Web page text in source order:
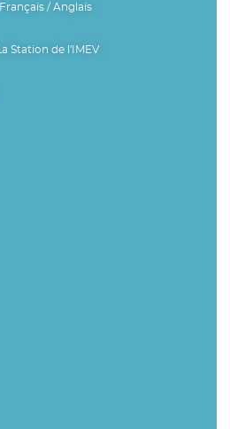
Français / Anglais
La Station de l'IMEV